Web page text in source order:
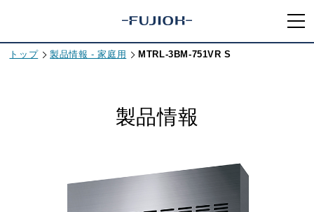
トップ 製品情報 - 家庭用 MTRL-3BM-751VR S
製品情報